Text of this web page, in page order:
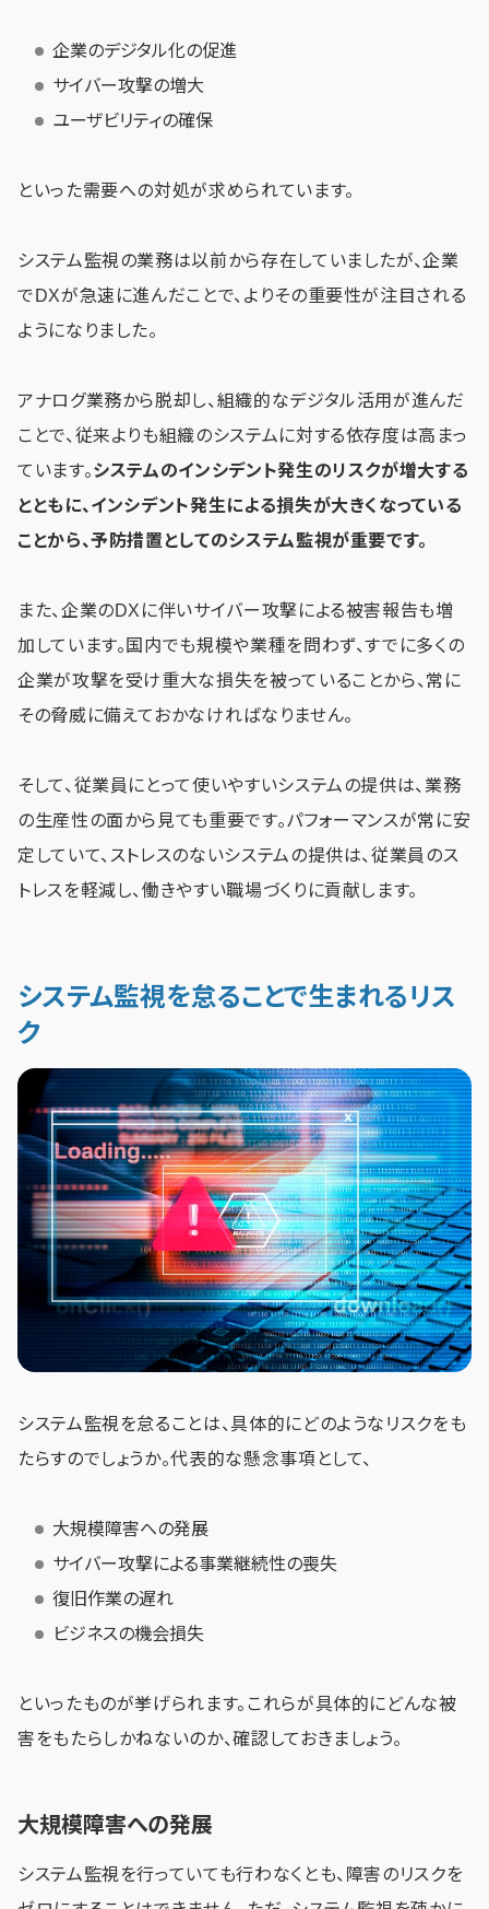
企業のデジタル化の促進
サイバー攻撃の増大
ユーザビリティの確保
といった需要への対処が求められています。
システム監視の業務は以前から存在していましたが、企業
でDXが急速に進んだことで、よりその重要性が注目される
ようになりました。
アナログ業務から脱却し、組織的なデジタル活用が進んだ
ことで、従来よりも組織のシステムに対する依存度は高まっ
ています。システムのインシデント発生のリスクが増大する
とともに、インシデント発生による損失が大きくなっている
ことから、予防措置としてのシステム監視が重要です。
また、企業のDXに伴いサイバー攻撃による被害報告も増
加しています。国内でも規模や業種を問わず、すでに多くの
企業が攻撃を受け重大な損失を被っていることから、常に
その脅威に備えておかなければなりません。
そして、従業員にとって使いやすいシステムの提供は、業務
の生産性の面から見ても重要です。パフォーマンスが常に安
定していて、ストレスのないシステムの提供は、従業員のス
トレスを軽減し、働きやすい職場づくりに貢献します。
システム監視を怠ることで生まれるリス
ク
システム監視を怠ることは、具体的にどのようなリスクをも
たらすのでしょうか。代表的な懸念事項として、
大規模障害への発展
サイバー攻撃による事業継続性の喪失
復旧作業の遅れ
ビジネスの機会損失
といったものが挙げられます。これらが具体的にどんな被
害をもたらしかねないのか、確認しておきましょう。
大規模障害への発展
システム監視を行っていても行わなくとも、障害のリスクを